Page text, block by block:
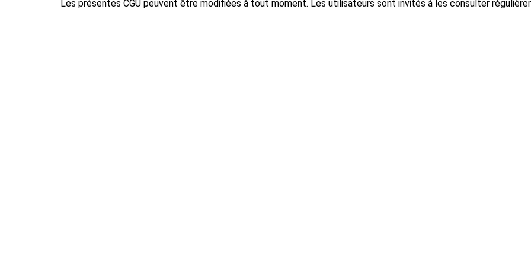
Les présentes CGU peuvent être modifiées à tout moment. Les utilisateurs sont invités à les consulter